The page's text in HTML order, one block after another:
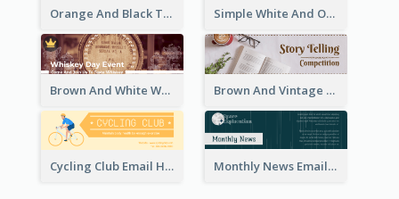
Orange And Black Teachers' Day Celebration Email Header Simple White And Orange Whiskey Day Special Sale Email Header
Brown And White Whiskey Day Event Email Header Brown And Vintage Story Telling Competition Email Header
Cycling Club Email Headers Created With Graphic Of Riders Monthly News Email Header With Details